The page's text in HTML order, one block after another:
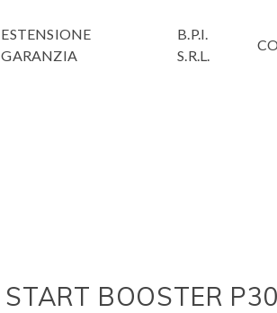
ESTENSIONE
GARANZIA
B.P.I.
S.R.L.
START BOOSTER